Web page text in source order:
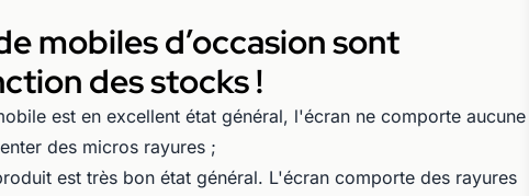
mobiles d’occasion sont
des stocks !
est en excellent état général, l'écran ne comporte aucune
des micros rayures ;
est très bon état général. L'écran comporte des rayures